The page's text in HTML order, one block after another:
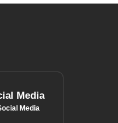
Media
Media